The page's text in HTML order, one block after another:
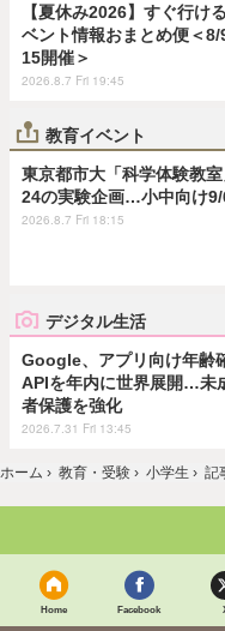
【夏休み2026】すぐ行け
ベント情報おまとめ便＜8/
15開催＞
2026.8.7 Fri 19:45
教育イベント
東京都市大「科学体験教室
24の実験企画…小中向け
2026.8.7 Fri 18:15
デジタル生活
Google、アプリ向け年齢
APIを年内に世界展開…未
者保護を強化
2026.7.31 Fri 13:45
ホーム › 教育・受験 › 小学生 › 記
Home Facebook